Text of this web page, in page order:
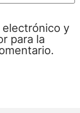
electrónico y
para la